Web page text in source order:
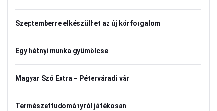
Szeptemberre elkészülhet az új körforgalom
Egy hétnyi munka gyümölcse
Magyar Szó Extra – Péterváradi vár
Természettudományról játékosan